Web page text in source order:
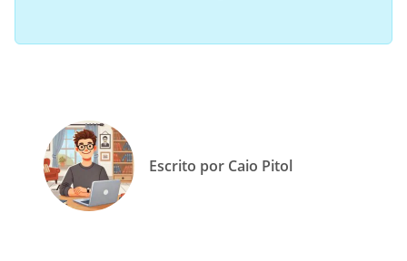
Escrito por Caio Pitol